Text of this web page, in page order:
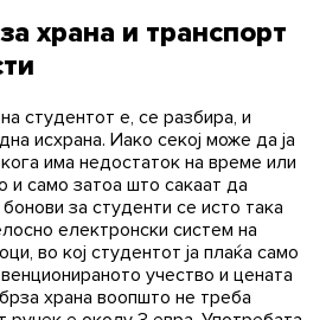
храна и транспорт
студентот е, се разбира, и
исхрана. Иако секој може да ја
има недостаток на време или
и само затоа што сакаат да
за студенти се исто така
електронски систем на
во кој студентот ја плаќа само
учество и цената
храна воопшто не треба